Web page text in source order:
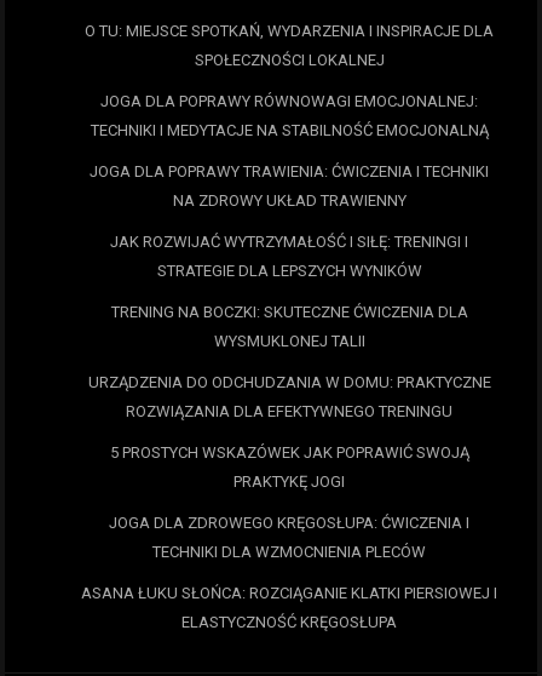
O TU: MIEJSCE SPOTKAŃ, WYDARZENIA I INSPIRACJE DLA
SPOŁECZNOŚCI LOKALNEJ
JOGA DLA POPRAWY RÓWNOWAGI EMOCJONALNEJ:
TECHNIKI I MEDYTACJE NA STABILNOŚĆ EMOCJONALNĄ
JOGA DLA POPRAWY TRAWIENIA: ĆWICZENIA I TECHNIKI
NA ZDROWY UKŁAD TRAWIENNY
JAK ROZWIJAĆ WYTRZYMAŁOŚĆ I SIŁĘ: TRENINGI I
STRATEGIE DLA LEPSZYCH WYNIKÓW
TRENING NA BOCZKI: SKUTECZNE ĆWICZENIA DLA
WYSMUKLONEJ TALII
URZĄDZENIA DO ODCHUDZANIA W DOMU: PRAKTYCZNE
ROZWIĄZANIA DLA EFEKTYWNEGO TRENINGU
5 PROSTYCH WSKAZÓWEK JAK POPRAWIĆ SWOJĄ
PRAKTYKĘ JOGI
JOGA DLA ZDROWEGO KRĘGOSŁUPA: ĆWICZENIA I
TECHNIKI DLA WZMOCNIENIA PLECÓW
ASANA ŁUKU SŁOŃCA: ROZCIĄGANIE KLATKI PIERSIOWEJ I
ELASTYCZNOŚĆ KRĘGOSŁUPA